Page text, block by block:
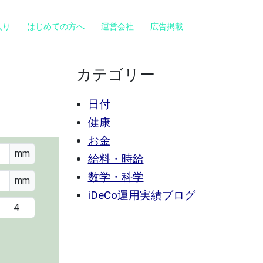
はじめての方へ 運営会社 広告掲載
mm
mm
カテゴリー
日付
健康
お金
給料・時給
数学・科学
iDeCo運用実績ブログ